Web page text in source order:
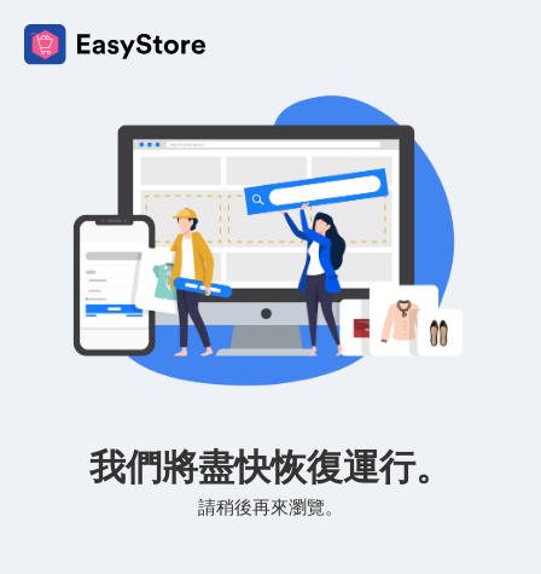
我們將盡快恢復運行。
請稍後再來瀏覽。